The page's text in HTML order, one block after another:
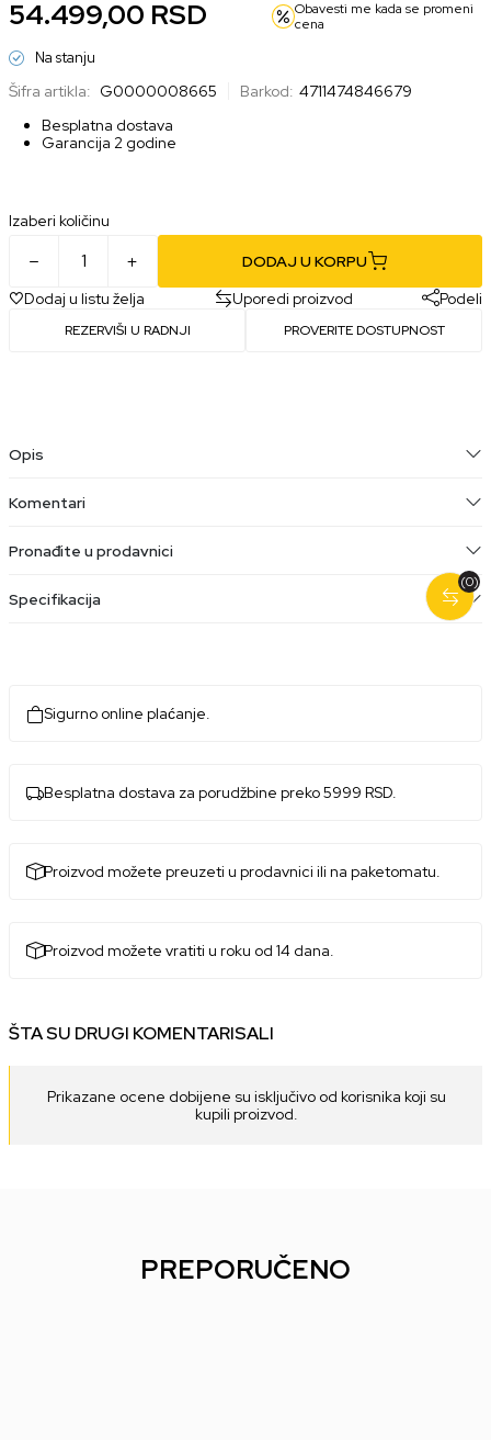
54.499,00 RSD
Obavesti me kada se promeni
cena
Na stanju
Šifra artikla: G0000008665 Barkod: 4711474846679
Besplatna dostava
Garancija 2 godine
Izaberi količinu
DODAJ U KORPU
Dodaj u listu želja
Uporedi proizvod Podeli
REZERVIŠI U RADNJI PROVERITE DOSTUPNOST
(0)
Opis
Komentari
Pronađite u prodavnici
Specifikacija
Sigurno online plaćanje.
Besplatna dostava za porudžbine preko 5999 RSD.
Proizvod možete preuzeti u prodavnici ili na paketomatu.
Proizvod možete vratiti u roku od 14 dana.
ŠTA SU DRUGI KOMENTARISALI
Prikazane ocene dobijene su isključivo od korisnika koji su
kupili proizvod.
PREPORUČENO